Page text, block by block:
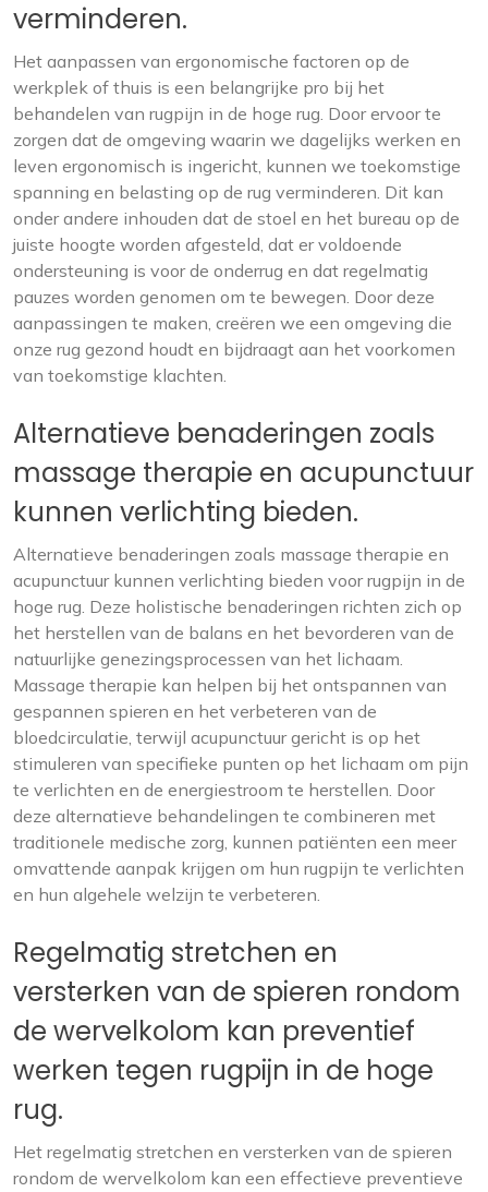
verminderen.
Het aanpassen van ergonomische factoren op de
werkplek of thuis is een belangrijke pro bij het
behandelen van rugpijn in de hoge rug. Door ervoor te
zorgen dat de omgeving waarin we dagelijks werken en
leven ergonomisch is ingericht, kunnen we toekomstige
spanning en belasting op de rug verminderen. Dit kan
onder andere inhouden dat de stoel en het bureau op de
juiste hoogte worden afgesteld, dat er voldoende
ondersteuning is voor de onderrug en dat regelmatig
pauzes worden genomen om te bewegen. Door deze
aanpassingen te maken, creëren we een omgeving die
onze rug gezond houdt en bijdraagt aan het voorkomen
van toekomstige klachten.
Alternatieve benaderingen zoals
massage therapie en acupunctuur
kunnen verlichting bieden.
Alternatieve benaderingen zoals massage therapie en
acupunctuur kunnen verlichting bieden voor rugpijn in de
hoge rug. Deze holistische benaderingen richten zich op
het herstellen van de balans en het bevorderen van de
natuurlijke genezingsprocessen van het lichaam.
Massage therapie kan helpen bij het ontspannen van
gespannen spieren en het verbeteren van de
bloedcirculatie, terwijl acupunctuur gericht is op het
stimuleren van specifieke punten op het lichaam om pijn
te verlichten en de energiestroom te herstellen. Door
deze alternatieve behandelingen te combineren met
traditionele medische zorg, kunnen patiënten een meer
omvattende aanpak krijgen om hun rugpijn te verlichten
en hun algehele welzijn te verbeteren.
Regelmatig stretchen en
versterken van de spieren rondom
de wervelkolom kan preventief
werken tegen rugpijn in de hoge
rug.
Het regelmatig stretchen en versterken van de spieren
rondom de wervelkolom kan een effectieve preventieve